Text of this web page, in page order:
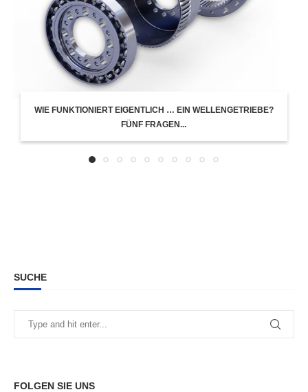
WIE FUNKTIONIERT EIGENTLICH … EIN WELLENGETRIEBE?
FÜNF FRAGEN...
SUCHE
FOLGEN SIE UNS